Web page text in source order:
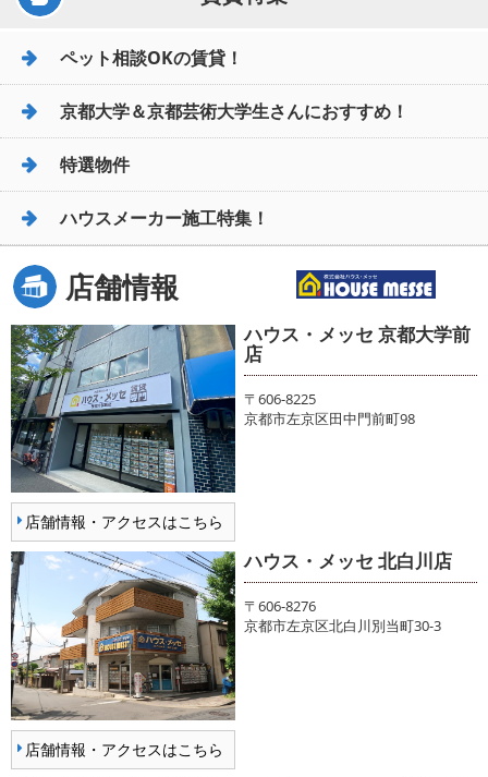
ペット相談OKの賃貸！
京都大学＆京都芸術大学生さんにおすすめ！
特選物件
ハウスメーカー施工特集！
店舗情報
店舗情報・アクセスはこちら
ハウス・メッセ 京都大学前
店
〒606-8225
京都市左京区田中門前町98
店舗情報・アクセスはこちら
ハウス・メッセ 北白川店
〒606-8276
京都市左京区北白川別当町30-3